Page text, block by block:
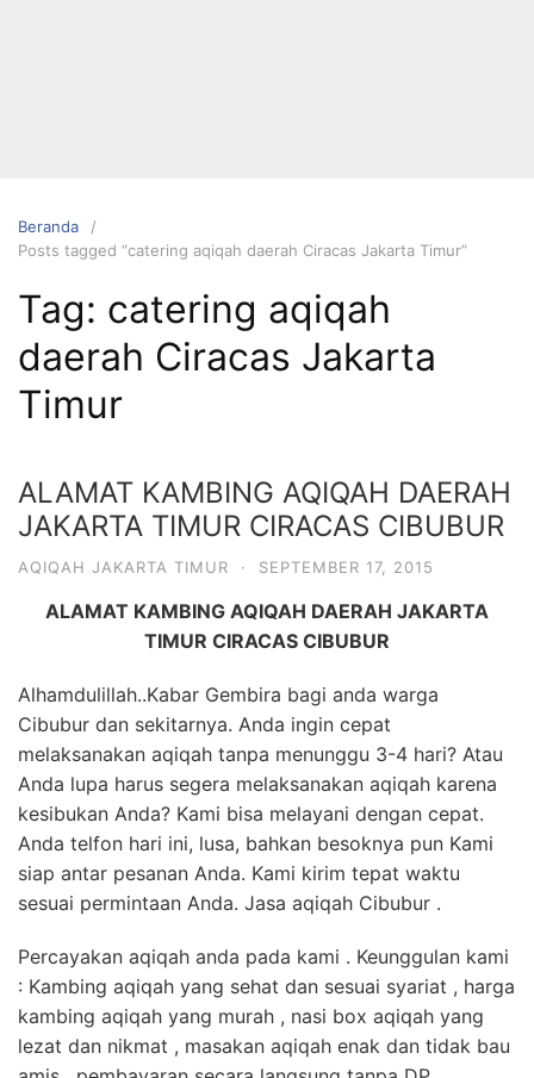
HUBUNGI
KAMI
0823 1246
6713
Beranda
Posts tagged “catering aqiqah daerah Ciracas Jakarta Timur”
Tag: catering aqiqah
daerah Ciracas Jakarta
Timur
ALAMAT KAMBING AQIQAH DAERAH
JAKARTA TIMUR CIRACAS CIBUBUR
AQIQAH JAKARTA TIMUR · SEPTEMBER 17, 2015
ALAMAT KAMBING AQIQAH DAERAH JAKARTA
TIMUR CIRACAS CIBUBUR
Alhamdulillah..Kabar Gembira bagi anda warga
Cibubur dan sekitarnya. Anda ingin cepat
melaksanakan aqiqah tanpa menunggu 3-4 hari? Atau
Anda lupa harus segera melaksanakan aqiqah karena
kesibukan Anda? Kami bisa melayani dengan cepat.
Anda telfon hari ini, lusa, bahkan besoknya pun Kami
siap antar pesanan Anda. Kami kirim tepat waktu
sesuai permintaan Anda. Jasa aqiqah Cibubur .
Percayakan aqiqah anda pada kami . Keunggulan kami
: Kambing aqiqah yang sehat dan sesuai syariat , harga
kambing aqiqah yang murah , nasi box aqiqah yang
lezat dan nikmat , masakan aqiqah enak dan tidak bau